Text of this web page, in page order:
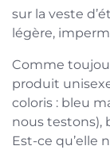
sur la veste
légère,
Comme
produit
coloris : bleu
nous testons),
Est-ce qu’elle